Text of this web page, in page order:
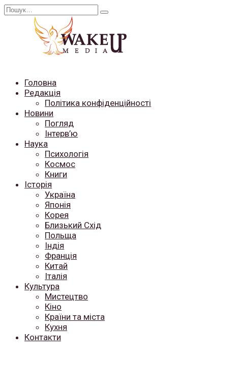
Перейти
Search
Головна
Редакція
Політика конфіденційності
Новини
Погляд
Інтерв’ю
Наука
Психологія
Космос
Книги
Історія
Україна
Японія
Корея
Близький Схід
Польща
Індія
Франція
Китай
Італія
Культура
Мистецтво
Кіно
Країни та міста
Кухня
Контакти